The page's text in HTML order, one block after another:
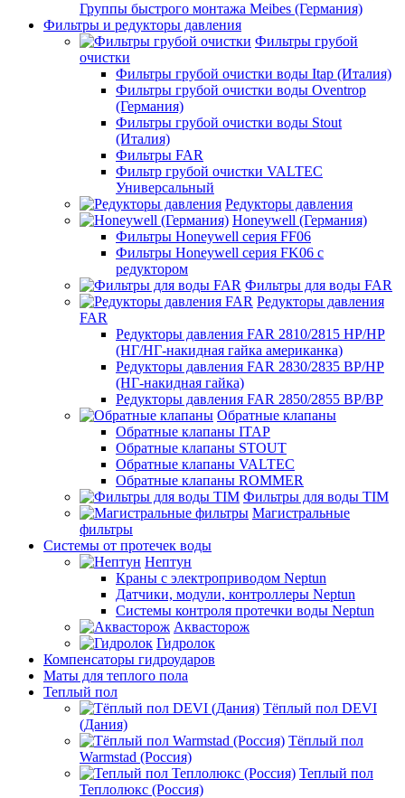
Группы быстрого монтажа Meibes (Германия)
Фильтры и редукторы давления
Фильтры грубой
очистки
Фильтры грубой очистки воды Itap (Италия)
Фильтры грубой очистки воды Oventrop
(Германия)
Фильтры грубой очистки воды Stout
(Италия)
Фильтры FAR
Фильтр грубой очистки VALTEC
Универсальный
Редукторы давления
Honeywell (Германия)
Фильтры Honeywell серия FF06
Фильтры Honeywell серия FK06 с
редуктором
Фильтры для воды FAR
Редукторы давления
FAR
Редукторы давления FAR 2810/2815 НР/НР
(НГ/НГ-накидная гайка американка)
Редукторы давления FAR 2830/2835 ВР/НР
(НГ-накидная гайка)
Редукторы давления FAR 2850/2855 ВР/ВР
Обратные клапаны
Обратные клапаны ITAP
Обратные клапаны STOUT
Обратные клапаны VALTEC
Обратные клапаны ROMMER
Фильтры для воды TIM
Магистральные
фильтры
Системы от протечек воды
Нептун
Краны с электроприводом Neptun
Датчики, модули, контроллеры Neptun
Системы контроля протечки воды Neptun
Аквасторож
Гидролок
Компенсаторы гидроударов
Маты для теплого пола
Теплый пол
Тёплый пол DEVI
(Дания)
Тёплый пол
Warmstad (Россия)
Теплый пол
Теплолюкс (Россия)